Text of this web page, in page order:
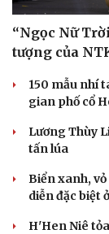
“Ngọc Nữ
tượng của
150 mẫu nhí
gian phố cổ
Lương Thùy
tấn lúa
Biển xanh,
diễn đặc biệt
H'Hen Niê